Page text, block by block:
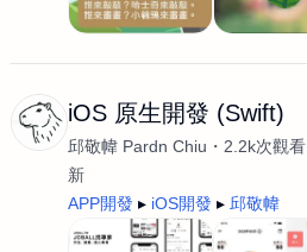
iOS 原生開發 (Swift)
邱敬幃 Pardn Chiu 2.2k次觀看
新
APP開發
iOS開發 邱敬幃